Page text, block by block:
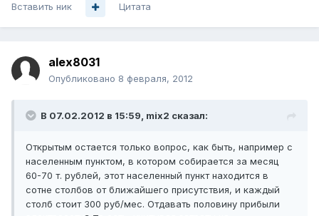
Вставить ник Цитата
alex8031
Опубликовано 8 февраля, 2012
В 07.02.2012 в 15:59, mix2 сказал:
Открытым остается только вопрос, как быть, например с
населенным пунктом, в котором собирается за месяц
60-70 т. рублей, этот населенный пункт находится в
сотне столбов от ближайшего присутствия, и каждый
столб стоит 300 руб/мес. Отдавать половину прибыли